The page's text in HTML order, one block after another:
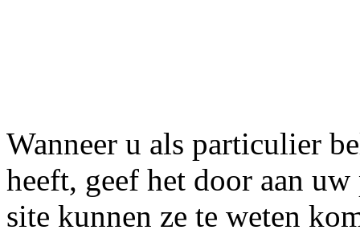
Wanneer u als particulier
heeft, geef het door aan
site kunnen ze te weten